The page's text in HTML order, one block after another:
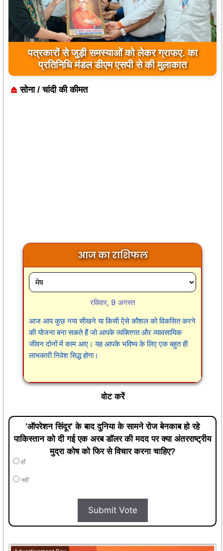
पत्रकारों से जुड़ी समस्याओं को लेकर ग्राफए. का
प्रतिनिधि मंडल डीएम एसपी से की मुलाकात
जिला कारागार में दो पावरलूम सेट का उद्घाटन, बंदियों को
मिलेगा रोजगार का अवसर
सोना / चांदी की कीमत
आज का राशिफल
रविवार, 9 अगस्त
आज आप कुछ नया सीखने या किसी ऐसे कौशल को विकसित करने
की योजना बना सकते हैं जो आपके व्यक्तिगत और व्यावसायिक
जीवन दोनों में काम आए। यह आपके भविष्य के लिए एक बहुत ही
लाभकारी निवेश सिद्ध होगा।
वोट करें
'ऑपरेशन सिंदूर' के बाद दुनिया के सामने रोज बेनकाब हो रहे
पाकिस्तान को दी गई एक अरब डॉलर की मदद पर क्या अंतरराष्ट्रीय
मुद्रा कोष को फिर से विचार करना चाहिए?
हाँ
नहीं
Submit Vote